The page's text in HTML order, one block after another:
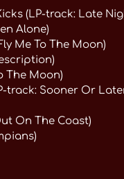
(LP-track: Late
Alone)
Me To The Moon)
The Moon)
track: Sooner Or
On The Coast)